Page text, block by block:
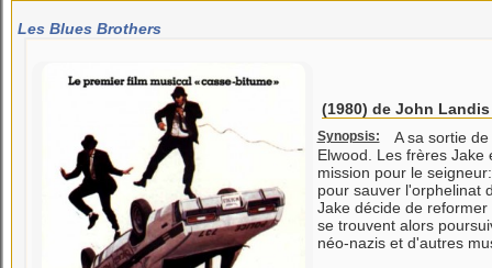
Les Blues Brothers
(1980) de John Landis
Synopsis:
A sa sortie
Elwood. Les frères Jake
mission pour le
pour sauver l'orphelinat
Jake décide de
se trouvent alors
néo-nazis et d'autres